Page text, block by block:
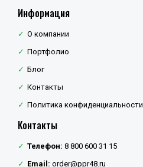
Информация
О компании
Портфолио
Блог
Контакты
Политика конфиденциальности
Контакты
Телефон: 8 800 600 31 15
Email: order@ppr48.ru